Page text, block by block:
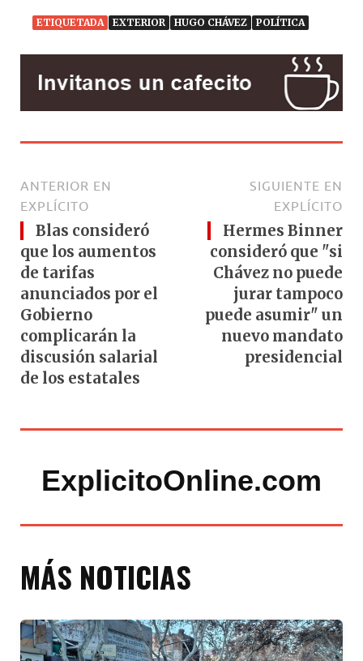
ETIQUETADA EXTERIOR HUGO CHÁVEZ POLÍTICA
ANTERIOR EN
EXPLÍCITO
Blas consideró
que los aumentos
de tarifas
anunciados por el
Gobierno
complicarán la
discusión salarial
de los estatales
SIGUIENTE EN
EXPLÍCITO
Hermes Binner
consideró que "si
Chávez no puede
jurar tampoco
puede asumir" un
nuevo mandato
presidencial
ExplicitoOnline.com
MÁS NOTICIAS